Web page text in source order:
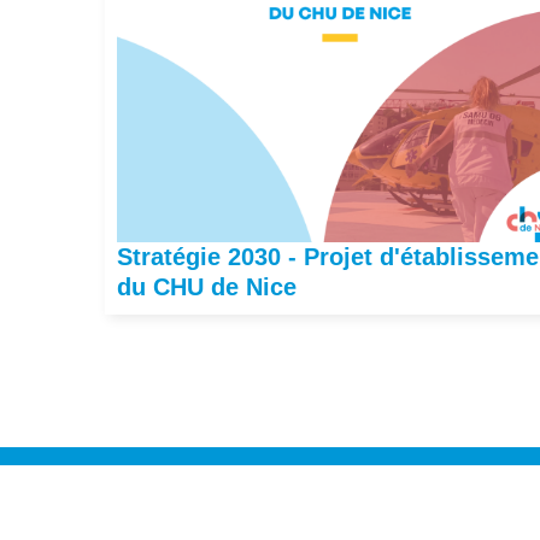
Stratégie 2030 - Projet
du CHU de Nice